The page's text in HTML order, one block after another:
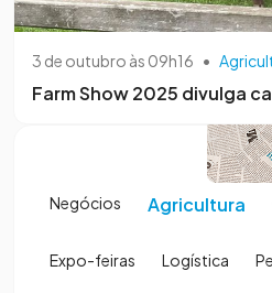
3 de outubro às 09h16 •
Farm Show 2025 divulga
Negócios Agricultura
Expo-feiras Logística